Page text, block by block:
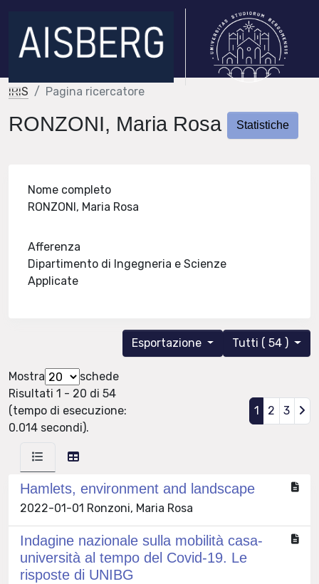
IRIS Pagina ricercatore
RONZONI, Maria Rosa Statistiche
Nome completo
RONZONI, Maria Rosa
Afferenza
Dipartimento di Ingegneria e Scienze
Applicate
Tutti ( 54 )
Esportazione
Mostra
schede
Risultati 1 - 20 di 54
(tempo di esecuzione:
0.014 secondi).
1 2 3
Hamlets, environment and landscape
2022-01-01 Ronzoni, Maria Rosa
Indagine nazionale sulla mobilità casa-
università al tempo del Covid-19. Le
risposte di UNIBG